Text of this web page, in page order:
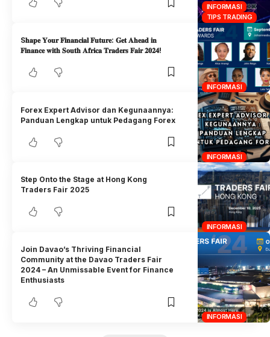
INFORMASI
TIPS TRADING
INFORMASI
S𝐡𝐚𝐩𝐞 𝐘𝐨𝐮𝐫 𝐅𝐢𝐧𝐚𝐧𝐜𝐢𝐚𝐥 𝐅𝐮𝐭𝐮𝐫𝐞: 𝐆𝐞𝐭 𝐀𝐡𝐞𝐚𝐝 𝐢𝐧
𝐅𝐢𝐧𝐚𝐧𝐜𝐞 𝐰𝐢𝐭𝐡 𝐒𝐨𝐮𝐭𝐡 𝐀𝐟𝐫𝐢𝐜𝐚 𝐓𝐫𝐚𝐝𝐞𝐫𝐬 𝐅𝐚𝐢𝐫 𝟐𝟎𝟐𝟒!
INFORMASI
Forex Expert Advisor dan Kegunaannya:
Panduan Lengkap untuk Pedagang Forex
INFORMASI
Step Onto the Stage at Hong Kong
Traders Fair 2025
INFORMASI
Join Davao’s Thriving Financial
Community at the Davao Traders Fair
2024 – An Unmissable Event for Finance
Enthusiasts